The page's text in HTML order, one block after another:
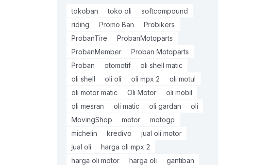
tokoban toko oli
softcompound
riding
Promo Ban
Probikers
ProbanTire
ProbanMotoparts
ProbanMember
Proban Motoparts
Proban
otomotif
oli shell matic
oli shell
oli oli oli mpx 2
oli motul
oli motor matic
Oli Motor
oli mobil
oli mesran
oli matic oli gardan
oli
MovingShop
motor
motogp
michelin
kredivo
jual oli motor
jual oli
harga oli mpx 2
harga oli motor
harga oli
gantiban